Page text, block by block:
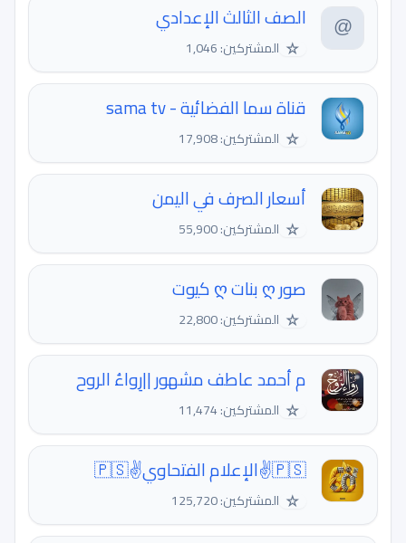
الصف الثالث الإعدادي
☆ المشتركين: 1,046
قناة سما الفضائية - sama tv
☆ المشتركين: 17,908
أسعار الصرف في اليمن
☆ المشتركين: 55,900
صور ღ بنات ღ كيوت
☆ المشتركين: 22,800
م أحمد عاطف مشهور ||رِواءُ الروح
☆ المشتركين: 11,474
🇵🇸✌️الإعلام الفتحاوي✌️🇵🇸
☆ المشتركين: 125,720